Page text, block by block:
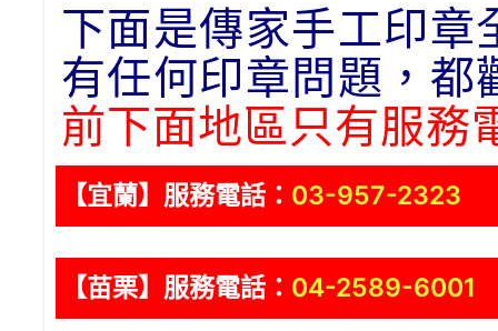
下面是傳家手工印章
有任何印章問題，都
前下面地區只有服務
【宜蘭】服務電話： 03-957-2323
【苗栗】服務電話： 04-2589-6001